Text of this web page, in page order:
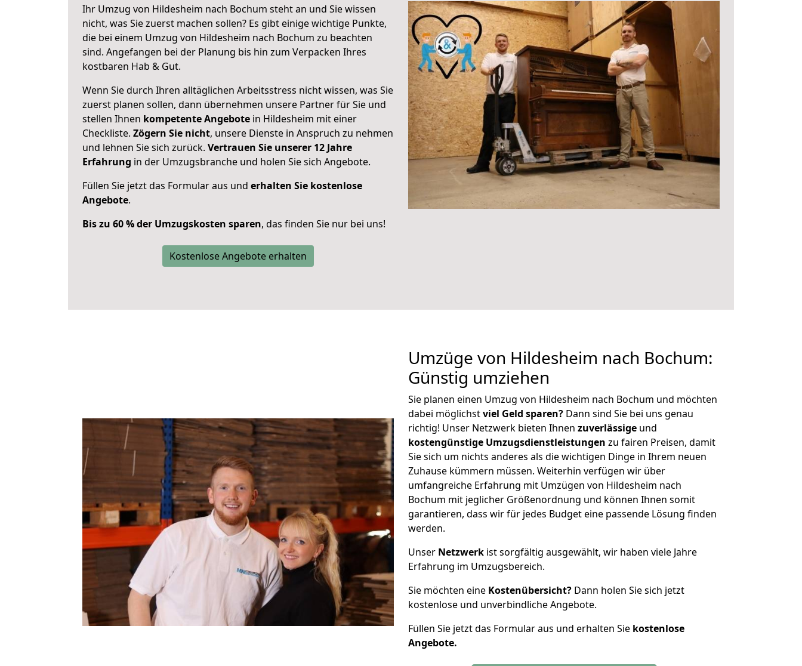
Ihr Umzug von Hildesheim nach Bochum steht an und Sie wissen
nicht, was Sie zuerst machen sollen? Es gibt einige wichtige Punkte,
die bei einem Umzug von Hildesheim nach Bochum zu beachten
sind. Angefangen bei der Planung bis hin zum Verpacken Ihres
kostbaren Hab & Gut.
Wenn Sie durch Ihren alltäglichen Arbeitsstress nicht wissen, was Sie
zuerst planen sollen, dann übernehmen unsere Partner für Sie und
stellen Ihnen kompetente Angebote in Hildesheim mit einer
Checkliste. Zögern Sie nicht, unsere Dienste in Anspruch zu nehmen
und lehnen Sie sich zurück. Vertrauen Sie unserer 12 Jahre
Erfahrung in der Umzugsbranche und holen Sie sich Angebote.
Füllen Sie jetzt das Formular aus und erhalten Sie kostenlose
Angebote.
Bis zu 60 % der Umzugskosten sparen, das finden Sie nur bei uns!
Kostenlose Angebote erhalten
Umzüge von Hildesheim nach Bochum:
Günstig umziehen
Sie planen einen Umzug von Hildesheim nach Bochum und möchten
dabei möglichstviel Geld sparen? Dann sind Sie bei uns genau
richtig! Unser Netzwerk bieten Ihnen zuverlässige und
kostengünstige Umzugsdienstleistungen zu fairen Preisen, damit
Sie sich um nichts anderes als die wichtigen Dinge in Ihrem neuen
Zuhause kümmern müssen. Weiterhin verfügen wir über
umfangreiche Erfahrung mit Umzügen von Hildesheim nach
Bochum mit jeglicher Größenordnung und können Ihnen somit
garantieren, dass wir für jedes Budget eine passende Lösung finden
werden.
Unser Netzwerk ist sorgfältig ausgewählt, wir haben viele Jahre
Erfahrung im Umzugsbereich.
Sie möchten eine Kostenübersicht? Dann holen Sie sich jetzt
kostenlose und unverbindliche Angebote.
Füllen Sie jetzt das Formular aus und erhalten Sie kostenlose
Angebote.